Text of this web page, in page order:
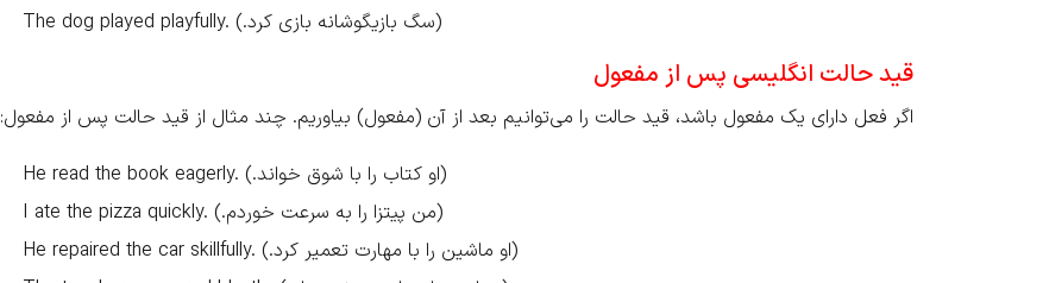
The dog played playfully. (.سگ بازیگوشانه بازی کرد)
قید حالت انگلیسی پس از مفعول
اگر فعل دارای یک مفعول باشد، قید حالت را می‌توانیم بعد از آن (مفعول) بیاوریم. چند مثال از قید حالت پس از مفعول:
He read the book eagerly. (.او کتاب را با شوق خواند)
I ate the pizza quickly. (.من پیتزا را به سرعت خوردم)
He repaired the car skillfully. (.او ماشین را با مهارت تعمیر کرد)